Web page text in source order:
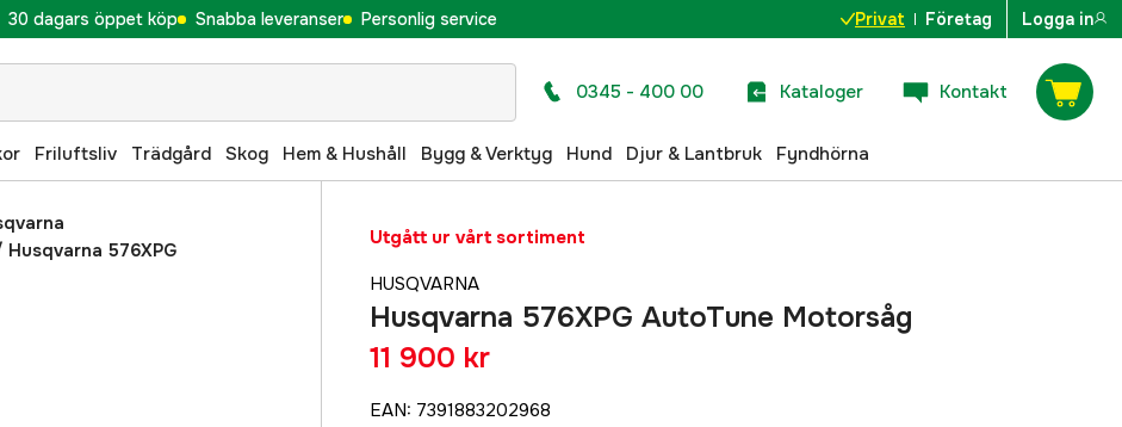
30 dagars öppet köp Snabba leveranser Personlig service Privat Företag Logga in
0345 - 400 00 Kataloger Kontakt
Friluftsliv Trädgård Skog Hem & Hushåll Bygg & Verktyg Hund Djur & Lantbruk Fyndhörna
Husqvarna 576XPG
Utgått ur vårt sortiment
HUSQVARNA
Husqvarna 576XPG AutoTune Motorsåg
11 900 kr
EAN: 7391883202968